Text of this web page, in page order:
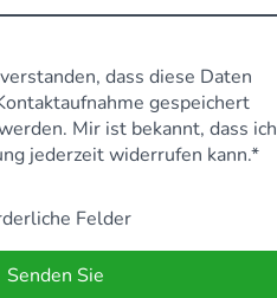
dass diese Daten
gespeichert
Mir ist bekannt, dass ich
jederzeit widerrufen kann.*
Felder
Senden Sie